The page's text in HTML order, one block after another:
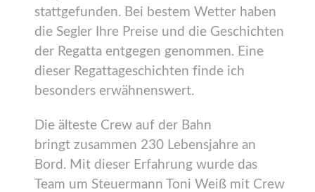
stattgefunden. Bei bestem Wetter haben
die Segler Ihre Preise und die Geschichten
der Regatta entgegen genommen. Eine
dieser Regattageschichten finde ich
besonders erwähnenswert.
Die älteste Crew auf der Bahn
bringt zusammen 230 Lebensjahre an
Bord. Mit dieser Erfahrung wurde das
Team um Steuermann Toni Weiß mit Crew